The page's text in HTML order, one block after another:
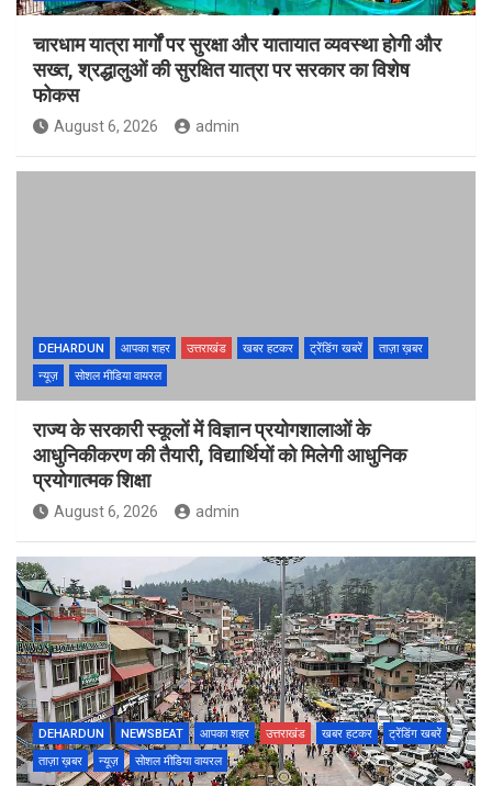
चारधाम यात्रा मार्गों पर सुरक्षा और यातायात व्यवस्था होगी और
सख्त, श्रद्धालुओं की सुरक्षित यात्रा पर सरकार का विशेष
फोकस
August 6, 2026 admin
DEHARDUN आपका शहर उत्तराखंड खबर हटकर ट्रेंडिंग खबरें
ताज़ा ख़बर
न्यूज़
सोशल मीडिया वायरल
राज्य के सरकारी स्कूलों में विज्ञान प्रयोगशालाओं के
आधुनिकीकरण की तैयारी, विद्यार्थियों को मिलेगी आधुनिक
प्रयोगात्मक शिक्षा
August 6, 2026 admin
DEHARDUN NEWSBEAT आपका शहर उत्तराखंड खबर हटकर
ट्रेंडिंग खबरें
ताज़ा ख़बर
न्यूज़ सोशल मीडिया वायरल